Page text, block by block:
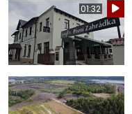
01:32